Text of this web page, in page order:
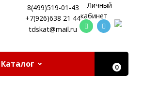
8(499)519-01-43
+7(926)638 21 44
tdskat@mail.ru
Личный
кабинет
Каталог 0